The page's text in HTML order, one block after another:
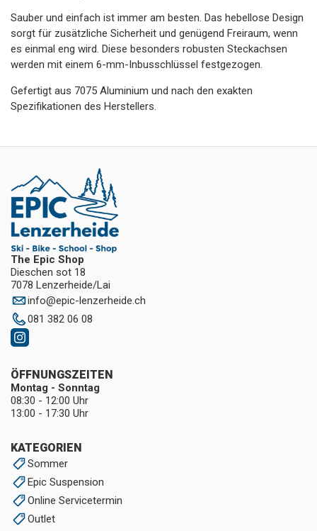
Sauber und einfach ist immer am besten. Das hebellose Design
sorgt für zusätzliche Sicherheit und genügend Freiraum, wenn
es einmal eng wird. Diese besonders robusten Steckachsen
werden mit einem 6-mm-Inbusschlüssel festgezogen.
Gefertigt aus 7075 Aluminium und nach den exakten
Spezifikationen des Herstellers.
The Epic Shop
Dieschen sot 18
7078 Lenzerheide/Lai
info@epic-lenzerheide.ch
081 382 06 08
KATEGORIEN
Sommer
Epic Suspension
Online Servicetermin
Outlet
ÖFFNUNGSZEITEN
Montag - Sonntag
08:30 - 12:00 Uhr
13:00 - 17:30 Uhr